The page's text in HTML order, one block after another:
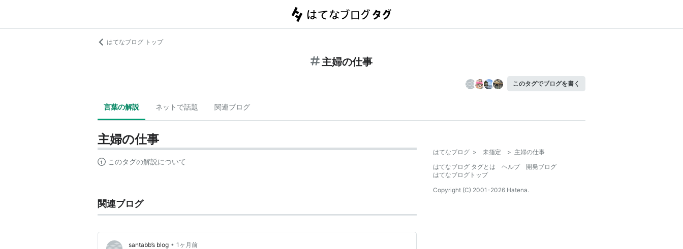
はてなブログ トップ
主婦の仕事
このタグでブログを書く
言葉の解説 ネットで話題 関連ブログ
主婦の仕事
このタグの解説について
関連ブログ
santabb’s blog • 1ヶ月前
はてなブログ > 未指定 > 主婦の仕事
はてなブログ タグとは
ヘルプ
開発ブログ
はてなブログトップ
Copyright (C) 2001-2026 Hatena.